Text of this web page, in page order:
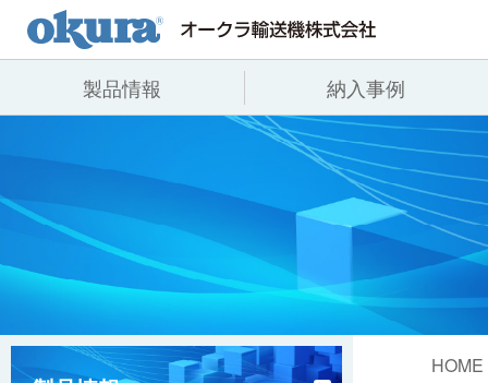
製品情報
製品情報
コンベヤ機器
コンベヤ機器を探す
用途から探す
ヒント集
納入事例
納入事例
全業種
飲料
会社情報
代表あいさつ
事業所一覧
沿革
HOME